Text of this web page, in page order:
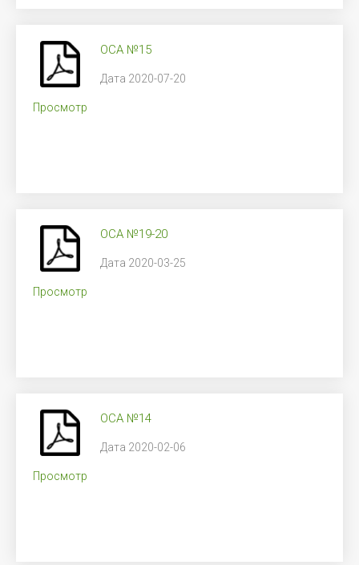
Просмотр
ОСА №15
Дата 2020-07-20
Просмотр
ОСА №19-20
Дата 2020-03-25
Просмотр
ОСА №14
Дата 2020-02-06